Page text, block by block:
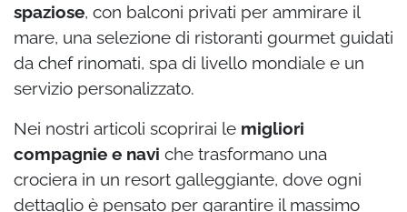
spaziose, con balconi privati per ammirare il
mare, una selezione di ristoranti gourmet guidati
da chef rinomati, spa di livello mondiale e un
servizio personalizzato.
Nei nostri articoli scoprirai le migliori
compagnie e navi che trasformano una
crociera in un resort galleggiante, dove ogni
dettaglio è pensato per garantire il massimo